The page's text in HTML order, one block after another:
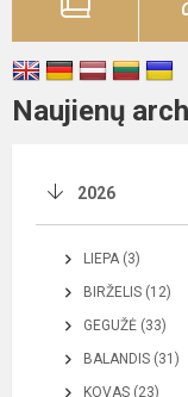
Naujienų
2026
LIEPA (3)
BIRŽELIS (12)
GEGUŽĖ (33)
BALANDIS (31)
KOVAS (23)